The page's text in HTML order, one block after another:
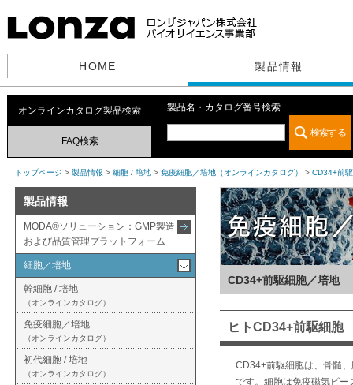
HOME 製品情報
オンラインカタログ製品検索
FAQ検索
製品名・カタログ番号検索
トップページ > 製品情報 > 細胞 / 培地 > 免疫細胞／培地（オンラインカタログ） > CD34+前
製品情報
MODA®ソリューション：GMP製造
および品質管理プラットフォーム
細胞／培地
幹細胞 / 培地
（オンラインカタログ）
免疫細胞／培地
（オンラインカタログ）
初代細胞 / 培地
（オンラインカタログ）
CD34+前駆細胞／培地
ヒトCD34+前駆細胞
CD34+前駆細胞は、骨髄
です。細胞は免疫磁気ビ